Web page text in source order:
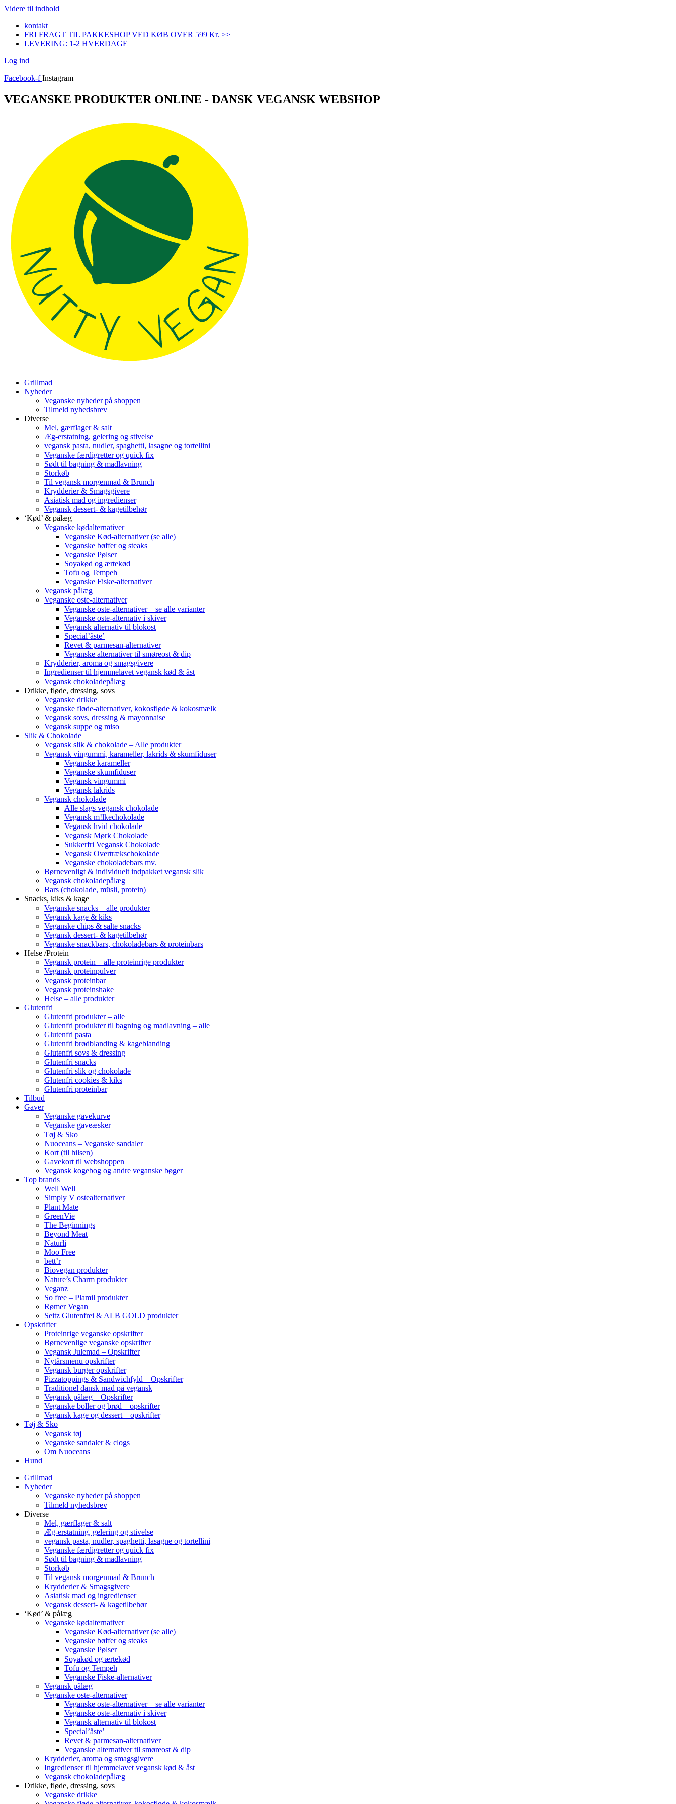
Videre til indhold
kontakt
FRI FRAGT TIL PAKKESHOP VED KØB OVER 599 Kr. >>
LEVERING: 1-2 HVERDAGE
Log ind
Facebook-f Instagram
VEGANSKE PRODUKTER ONLINE - DANSK VEGANSK WEBSHOP
Grillmad
Nyheder
Veganske nyheder på shoppen
Tilmeld nyhedsbrev
Diverse
Mel, gærflager & salt
Æg-erstatning, gelering og stivelse
vegansk pasta, nudler, spaghetti, lasagne og tortellini
Veganske færdigretter og quick fix
Sødt til bagning & madlavning
Storkøb
Til vegansk morgenmad & Brunch
Krydderier & Smagsgivere
Asiatisk mad og ingredienser
Vegansk dessert- & kagetilbehør
‘Kød’ & pålæg
Veganske kødalternativer
Veganske Kød-alternativer (se alle)
Veganske bøffer og steaks
Veganske Pølser
Soyakød og ærtekød
Tofu og Tempeh
Veganske Fiske-alternativer
Vegansk pålæg
Veganske oste-alternativer
Veganske oste-alternativer – se alle varianter
Veganske oste-alternativ i skiver
Vegansk alternativ til blokost
Special’åste’
Revet & parmesan-alternativer
Veganske alternativer til smøreost & dip
Krydderier, aroma og smagsgivere
Ingredienser til hjemmelavet vegansk kød & åst
Vegansk chokoladepålæg
Drikke, fløde, dressing, sovs
Veganske drikke
Veganske fløde-alternativer, kokosfløde & kokosmælk
Vegansk sovs, dressing & mayonnaise
Vegansk suppe og miso
Slik & Chokolade
Vegansk slik & chokolade – Alle produkter
Vegansk vingummi, karameller, lakrids & skumfiduser
Veganske karameller
Veganske skumfiduser
Vegansk vingummi
Vegansk lakrids
Vegansk chokolade
Alle slags vegansk chokolade
Vegansk m!lkechokolade
Vegansk hvid chokolade
Vegansk Mørk Chokolade
Sukkerfri Vegansk Chokolade
Vegansk Overtrækschokolade
Veganske chokoladebars mv.
Børnevenligt & individuelt indpakket vegansk slik
Vegansk chokoladepålæg
Bars (chokolade, müsli, protein)
Snacks, kiks & kage
Veganske snacks – alle produkter
Vegansk kage & kiks
Veganske chips & salte snacks
Vegansk dessert- & kagetilbehør
Veganske snackbars, chokoladebars & proteinbars
Helse /Protein
Vegansk protein – alle proteinrige produkter
Vegansk proteinpulver
Vegansk proteinbar
Vegansk proteinshake
Helse – alle produkter
Glutenfri
Glutenfri produkter – alle
Glutenfri produkter til bagning og madlavning – alle
Glutenfri pasta
Glutenfri brødblanding & kageblanding
Glutenfri sovs & dressing
Glutenfri snacks
Glutenfri slik og chokolade
Glutenfri cookies & kiks
Glutenfri proteinbar
Tilbud
Gaver
Veganske gavekurve
Veganske gaveæsker
Tøj & Sko
Nuoceans – Veganske sandaler
Kort (til hilsen)
Gavekort til webshoppen
Vegansk kogebog og andre veganske bøger
Top brands
Well Well
Simply V ostealternativer
Plant Mate
GreenVie
The Beginnings
Beyond Meat
Naturli
Moo Free
bett’r
Biovegan produkter
Nature’s Charm produkter
Veganz
So free – Plamil produkter
Rømer Vegan
Seitz Glutenfrei & ALB GOLD produkter
Opskrifter
Proteinrige veganske opskrifter
Børnevenlige veganske opskrifter
Vegansk Julemad – Opskrifter
Nytårsmenu opskrifter
Vegansk burger opskrifter
Pizzatoppings & Sandwichfyld – Opskrifter
Traditionel dansk mad på vegansk
Vegansk pålæg – Opskrifter
Veganske boller og brød – opskrifter
Vegansk kage og dessert – opskrifter
Tøj & Sko
Vegansk tøj
Veganske sandaler & clogs
Om Nuoceans
Hund
Grillmad
Nyheder
Veganske nyheder på shoppen
Tilmeld nyhedsbrev
Diverse
Mel, gærflager & salt
Æg-erstatning, gelering og stivelse
vegansk pasta, nudler, spaghetti, lasagne og tortellini
Veganske færdigretter og quick fix
Sødt til bagning & madlavning
Storkøb
Til vegansk morgenmad & Brunch
Krydderier & Smagsgivere
Asiatisk mad og ingredienser
Vegansk dessert- & kagetilbehør
‘Kød’ & pålæg
Veganske kødalternativer
Veganske Kød-alternativer (se alle)
Veganske bøffer og steaks
Veganske Pølser
Soyakød og ærtekød
Tofu og Tempeh
Veganske Fiske-alternativer
Vegansk pålæg
Veganske oste-alternativer
Veganske oste-alternativer – se alle varianter
Veganske oste-alternativ i skiver
Vegansk alternativ til blokost
Special’åste’
Revet & parmesan-alternativer
Veganske alternativer til smøreost & dip
Krydderier, aroma og smagsgivere
Ingredienser til hjemmelavet vegansk kød & åst
Vegansk chokoladepålæg
Drikke, fløde, dressing, sovs
Veganske drikke